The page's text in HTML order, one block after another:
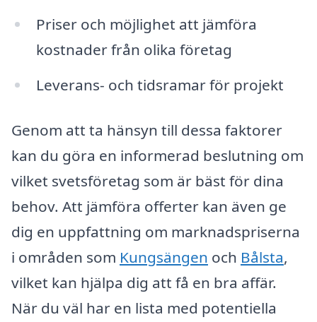
Priser och möjlighet att jämföra
kostnader från olika företag
Leverans- och tidsramar för projekt
Genom att ta hänsyn till dessa faktorer
kan du göra en informerad beslutning om
vilket svetsföretag som är bäst för dina
behov. Att jämföra offerter kan även ge
dig en uppfattning om marknadspriserna
i områden som Kungsängen och Bålsta,
vilket kan hjälpa dig att få en bra affär.
När du väl har en lista med potentiella